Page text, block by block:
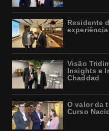
Residente
Visão
Insights e
Chaddad
O valor da
Curso